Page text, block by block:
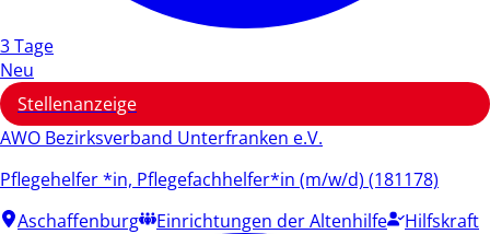
3 Tage
Neu
Stellenanzeige
AWO Bezirksverband Unterfranken e.V.
Pflegehelfer *in, Pflegefachhelfer*in (m/w/d) (181178)
Aschaffenburg
Einrichtungen der Altenhilfe Hilfskraft